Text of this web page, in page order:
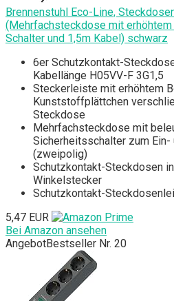
Brennenstuhl Eco-Line,
(Mehrfachsteckdose mit
Schalter und 1,5m Kabel) schwarz
6er Schutzkontakt-
Kabellänge H05VV-F 3G1,5
Steckerleiste mit erhöhtem
Kunststoffplättchen
Steckdose
Mehrfachsteckdose mit
Sicherheitsschalter zum Ein-
(zweipolig)
Schutzkontakt-Steckdosen
Winkelstecker
Schutzkontakt-
5,47 EUR
Bei Amazon ansehen
AngebotBestseller Nr. 20